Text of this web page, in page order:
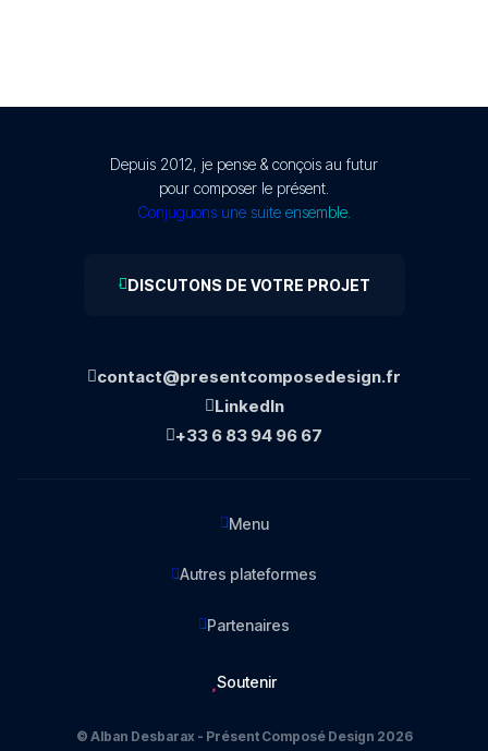
Depuis 2012, je pense & conçois au futur
pour composer le présent.
Conjuguons une suite ensemble.
DISCUTONS DE VOTRE PROJET
contact@presentcomposedesign.fr
LinkedIn
+33 6 83 94 96 67
Menu
Autres plateformes
Partenaires
Soutenir
© Alban Desbarax - Présent Composé Design 2026